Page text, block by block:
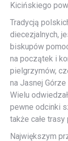
Kicińskiego
Tradycją
diecezjalnych,
biskupów
na początek i
pielgrzymów,
na Jasnej
Wielu
pewne odcinki
także całe
Największym